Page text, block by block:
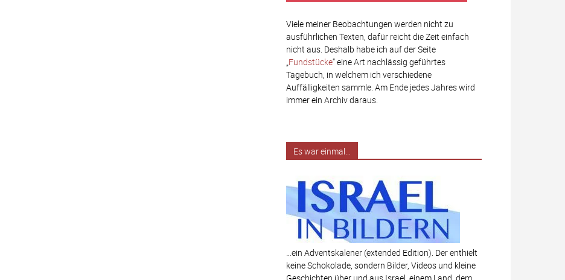
Viele meiner Beobachtungen werden nicht zu
ausführlichen Texten, dafür reicht die Zeit einfach
nicht aus. Deshalb habe ich auf der Seite
„Fundstücke“ eine Art nachlässig geführtes
Tagebuch, in welchem ich verschiedene
Auffälligkeiten sammle. Am Ende jedes Jahres wird
immer ein Archiv daraus.
Es war einmal…
…ein Adventskalener (extended Edition). Der enthielt
keine Schokolade, sondern Bilder, Videos und kleine